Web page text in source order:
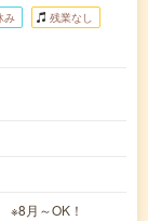
み 残業なし
月～OK！